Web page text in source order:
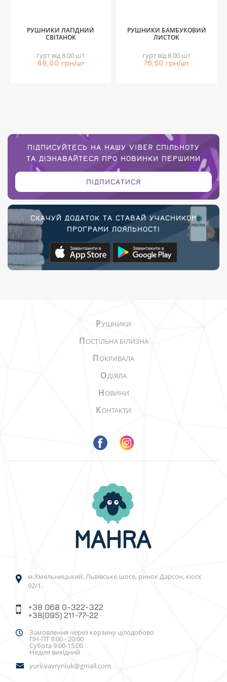
РУШНИКИ ЛАГІДНИЙ
СВІТАНОК
гурт від 8.00 шт
88,00 грн/шт
РУШНИКИ БАМБУКОВИЙ
ЛИСТОК
гурт від 8.00 шт
76,50 грн/шт
ПІДПИСУЙТЕСЬ НА НАШУ VIBER СПІЛЬНОТУ
ТА ДІЗНАВАЙТЕСЯ ПРО НОВИНКИ ПЕРШИМИ
ПІДПИСАТИСЯ
СКАЧУЙ ДОДАТОК ТА СТАВАЙ УЧАСНИКОМ
ПРОГРАМИ ЛОЯЛЬНОСТІ
РУШНИКИ
ПОСТІЛЬНА БІЛИЗНА
ПОКРИВАЛА
ОДІЯЛА
НОВИНИ
КОНТАКТИ
м.Хмельницький, Львівське шосе, ринок Дарсон, кіоск
92/1.
+38 068 0-322-322
+38(095) 211-77-22
Замовлення через корзину цілодобово
ПН-ПТ 9:00 - 20:00
Субота 9:00-15:00
Неділя вихідний
yurii.vavryniuk@gmail.com